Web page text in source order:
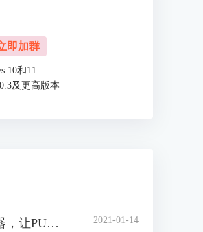
即加群
10和11
及更高版本
巧用Boom 3D均衡器，让PUBG脚步声更清晰 2021-01-14